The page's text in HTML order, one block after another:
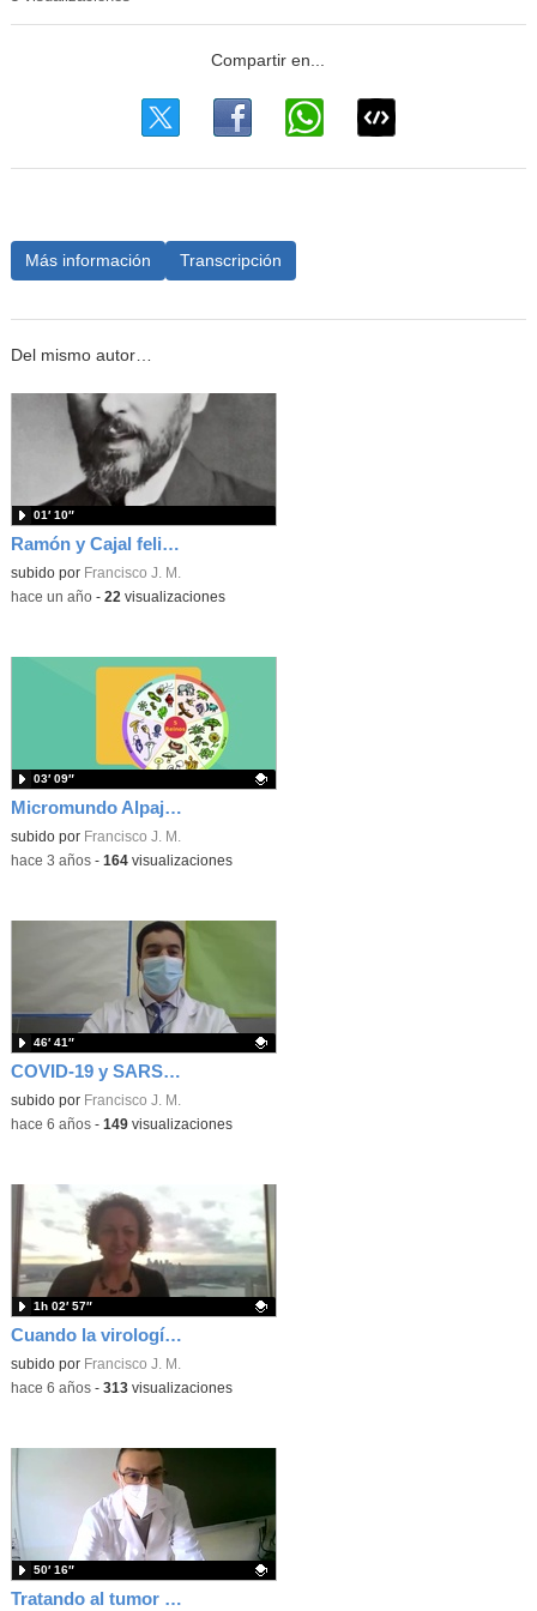
Más información Transcripción
Del mismo autor…
Ramón y Cajal felicita la Navidad
subido por Francisco J. M.
01′ 10″
-hace un año- 22 visualizaciones
Micromundo Alpajés 2023: Aprende sobre la Resistencia a Antibióticos
Contenido educativo.
subido por Francisco J. M.
03′ 09″
-hace 3 años- 164visualizaciones
COVID-19 y SARS-CoV-2: De dónde venimos y adónde vamos (Javier Cantón)
Contenido educativo.
subido por Francisco J. M.
46′ 41″
-hace 6 años- 149visualizaciones
Cuando la virología define la agenda política y económica
Contenido educativo.
subido por Francisco J. M.
1h 02′ 57″
-hace 6 años- 313visualizaciones
Tratando al tumor sin atacar al tumor. La Inmunoterapia contra el cáncer
50′ 16″